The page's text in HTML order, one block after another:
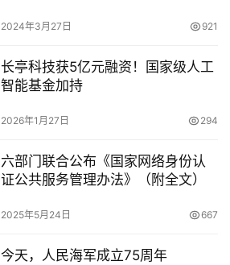
2024年3月27日 921
长亭科技获5亿元融资！国家级人工
智能基金加持
2026年1月27日 294
六部门联合公布《国家网络身份认
证公共服务管理办法》（附全文）
2025年5月24日 667
今天，人民海军成立75周年